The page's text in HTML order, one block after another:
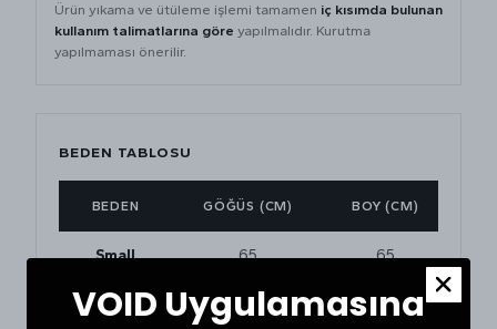
Ürün yıkama ve ütüleme işlemi tamamen iç kısımda bulunan
kullanım talimatlarına göre yapılmalıdır. Kurutma
yapılmaması önerilir.
BEDEN TABLOSU
BEDEN GÖĞÜS (CM) BOY (CM)
Small 65 65
Medium 67 65
VOID Uygulamasına